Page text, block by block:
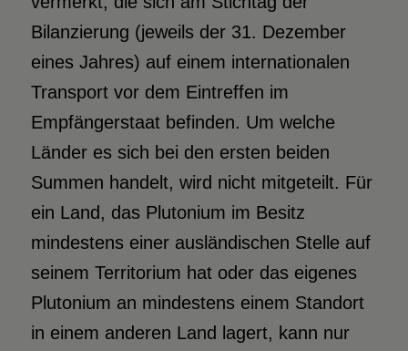
Bilanzierung (jeweils der 31. Dezember
eines Jahres) auf einem internationalen
Transport vor dem Eintreffen im
Empfängerstaat befinden. Um welche
Länder es sich bei den ersten beiden
Summen handelt, wird nicht mitgeteilt. Für
ein Land, das Plutonium im Besitz
mindestens einer ausländischen Stelle auf
seinem Territorium hat oder das eigenes
Plutonium an mindestens einem Standort
in einem anderen Land lagert, kann nur